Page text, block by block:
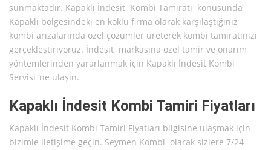
sunmaktadır. Kapaklı İndesit Kombi Tamiratı konusunda
Kapaklı bölgesindeki en köklü firma olarak karşılaştığınız
kombi arızalarında özel çözümler üreterek kombi tamiratınızı
gerçekleştiriyoruz. İndesit markasına özel tamir ve onarım
yöntemlerinden yararlanmak için Kapaklı İndesit Kombi
Servisi ‘ne ulaşın.
Kapaklı İndesit Kombi Tamiri Fiyatları
Kapaklı İndesit Kombi Tamiri Fiyatları bilgisine ulaşmak için
bizimle iletişime geçin. Seymen Kombi olarak sizlere 7/24